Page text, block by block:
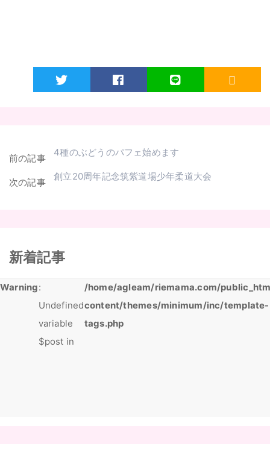
Facebook
前の記事
4種のぶどうのパフェ始めます
次の記事
創立20周年記念筑紫道場少年柔道大会
新着記事
Warning:
Undefined
variable
$post in
/home/agleam/riemama.com/
content/themes/minimum/inc/template-
tags.php